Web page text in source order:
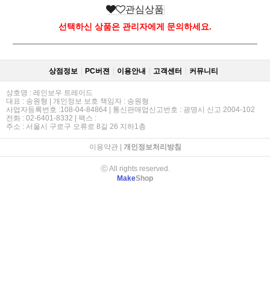
관심상품
선택하신 상품은 관리자에게 문의하세요.
상점정보 PC버젼 이용안내 고객센터 커뮤니티
상호명 : 레인보우 트레이드
대표 : 송원형 | 개인정보 보호 책임자 : 송원형
사업자등록번호 :108-04-84864 | 통신판매업신고번호 : 광명시 신고 2004-102
전화 : 02-6401-8332 | 팩스 :
주소 : 서울시 구로구 오류로 8길 26 지하1층
이용약관| 개인정보처리방침
ⓒ All rights reserved.
MakeShop